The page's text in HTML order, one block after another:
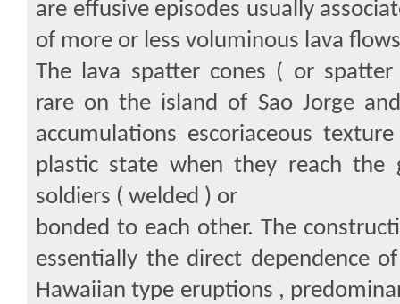
are effusive episodes usually
of more or less voluminous lava
The lava spatter cones ( or
rare on the island of Sao Jorge
accumulations escoriaceous
plastic state when they reach the
soldiers ( welded ) or
bonded to each other. The
essentially the direct dependence
Hawaiian type eruptions ,